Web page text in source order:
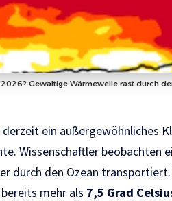
2026? Gewaltige Wärmewelle rast durch
ein außergewöhnliches
Wissenschaftler beobachten
durch den Ozean
mehr als 7,5 Grad